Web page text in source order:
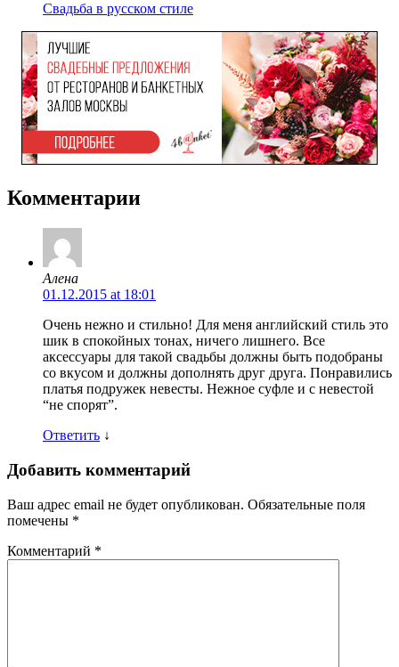
Свадьба в русском стиле
Комментарии
Алена
01.12.2015 at 18:01
Очень нежно и стильно! Для меня английский стиль это
шик в спокойных тонах, ничего лишнего. Все
аксессуары для такой свадьбы должны быть подобраны
со вкусом и должны дополнять друг друга. Понравились
платья подружек невесты. Нежное суфле и с невестой
“не спорят”.
Ответить ↓
Добавить комментарий
Ваш адрес email не будет опубликован. Обязательные поля
помечены *
Комментарий *